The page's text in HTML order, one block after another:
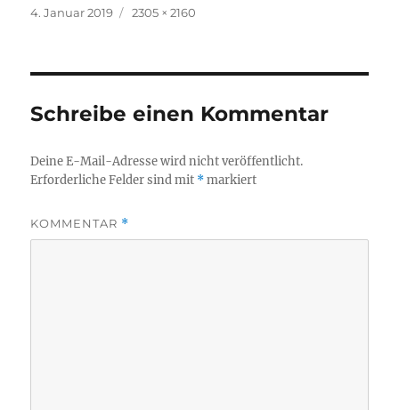
Veröffentlicht
4. Januar 2019 Originalgröße
2305 × 2160
Schreibe einen Kommentar
Deine E-Mail-Adresse wird nicht veröffentlicht.
Erforderliche Felder sind mit *markiert
KOMMENTAR *